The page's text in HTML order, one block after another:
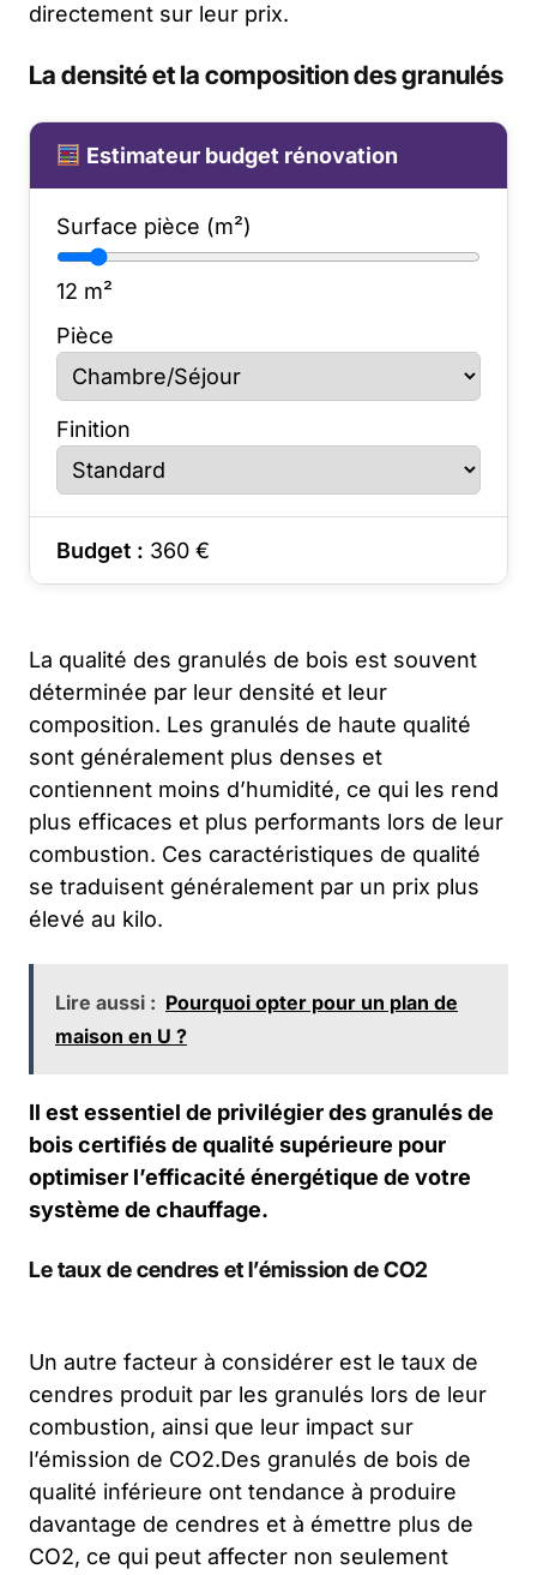
directement sur leur prix.
La densité et la composition des granulés
Estimateur budget rénovation
Surface pièce (m²)
12 m²
Pièce
Finition
Budget : 360 €
La qualité des granulés de bois est souvent
déterminée par leur densité et leur
composition. Les granulés de haute qualité
sont généralement plus denses et
contiennent moins d’humidité, ce qui les rend
plus efficaces et plus performants lors de leur
combustion. Ces caractéristiques de qualité
se traduisent généralement par un prix plus
élevé au kilo.
Lire aussi : Pourquoi opter pour un plan de
maison en U ?
Il est essentiel de privilégier des granulés de
bois certifiés de qualité supérieure pour
optimiser l’efficacité énergétique de votre
système de chauffage.
Le taux de cendres et l’émission de CO2
Un autre facteur à considérer est le taux de
cendres produit par les granulés lors de leur
combustion, ainsi que leur impact sur
l’émission de CO2.Des granulés de bois de
qualité inférieure ont tendance à produire
davantage de cendres et à émettre plus de
CO2, ce qui peut affecter non seulement